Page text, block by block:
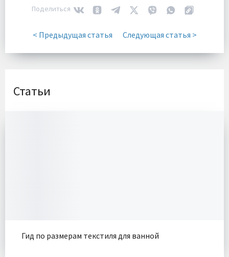
Поделиться
< Предыдущая статья Следующая статья >
Статьи
Гид по размерам текстиля для ванной